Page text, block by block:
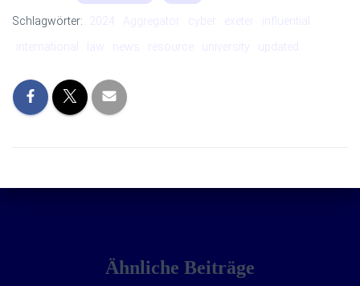
Schlagwörter: Aggregator exeter
influential
international
law resource university updated
Ähnliche Beiträge